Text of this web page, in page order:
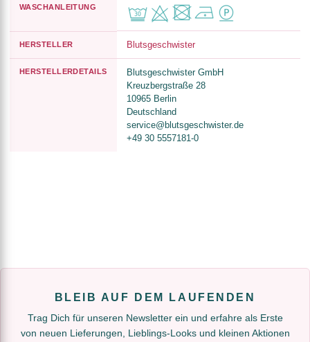
WASCHANLEITUNG
HERSTELLER Blutsgeschwister
HERSTELLERDETAILS
Blutsgeschwister GmbH
Kreuzbergstraße 28
10965 Berlin
Deutschland
service@blutsgeschwister.de
+49 30 5557181-0
BLEIB AUF DEM LAUFENDEN
Trag Dich für unseren Newsletter ein und erfahre als Erste
von neuen Lieferungen, Lieblings-Looks und kleinen Aktionen